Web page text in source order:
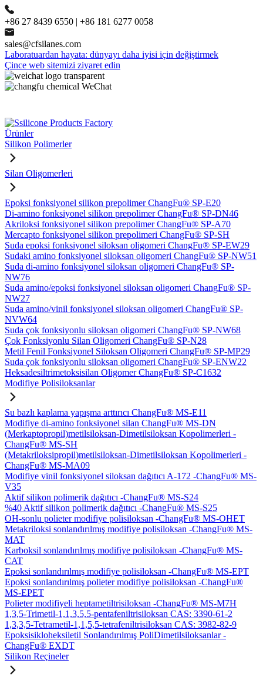
+86 27 8439 6550 | +86 181 6277 0058
sales@cfsilanes.com
Laboratuardan hayata: dünyayı daha iyisi için değiştirmek
Çince web sitemizi ziyaret edin
Ürünler
Silikon Polimerler
Silan Oligomerleri
Epoksi fonksiyonel silikon prepolimer ChangFu® SP-E20
Di-amino fonksiyonel silikon prepolimer ChangFu® SP-DN46
Akriloksi fonksiyonel silikon prepolimer ChangFu® SP-A70
Mercapto fonksiyonel silikon prepolimeri ChangFu® SP-SH
Suda epoksi fonksiyonel siloksan oligomeri ChangFu® SP-EW29
Sudaki amino fonksiyonel siloksan oligomeri ChangFu® SP-NW51
Suda di-amino fonksiyonel siloksan oligomeri ChangFu® SP-
NW76
Suda amino/epoksi fonksiyonel siloksan oligomeri ChangFu® SP-
NW27
Suda amino/vinil fonksiyonel siloksan oligomeri ChangFu® SP-
NVW64
Suda çok fonksiyonlu siloksan oligomeri ChangFu® SP-NW68
Çok Fonksiyonlu Silan Oligomeri ChangFu® SP-N28
Metil Fenil Fonksiyonel Siloksan Oligomeri ChangFu® SP-MP29
Suda çok fonksiyonlu siloksan oligomeri ChangFu® SP-ENW22
Heksadesiltrimetoksisilan Oligomer ChangFu® SP-C1632
Modifiye Polisiloksanlar
Su bazlı kaplama yapışma arttırıcı ChangFu® MS-E11
Modifiye di-amino fonksiyonel silan ChangFu® MS-DN
(Merkaptopropil)metilsiloksan-Dimetilsiloksan Kopolimerleri -
ChangFu® MS-SH
(Metakriloksipropil)metilsiloksan-Dimetilsiloksan Kopolimerleri -
ChangFu® MS-MA09
Modifiye vinil fonksiyonel siloksan dağıtıcı A-172 -ChangFu® MS-
V35
Aktif silikon polimerik dağıtıcı -ChangFu® MS-S24
%40 Aktif silikon polimerik dağıtıcı -ChangFu® MS-S25
OH-sonlu polieter modifiye polisiloksan -ChangFu® MS-OHET
Metakriloksi sonlandırılmış modifiye polisiloksan -ChangFu® MS-
MAT
Karboksil sonlandırılmış modifiye polisiloksan -ChangFu® MS-
CAT
Epoksi sonlandırılmış modifiye polisiloksan -ChangFu® MS-EPT
Epoksi sonlandırılmış polieter modifiye polisiloksan -ChangFu®
MS-EPET
Polieter modifiyeli heptametiltrisiloksan -ChangFu® MS-M7H
1,3,5-Trimetil-1,1,3,5,5-pentafeniltrisiloksan CAS: 3390-61-2
1,3,3,5-Tetrametil-1,1,5,5-tetrafeniltrisiloksan CAS: 3982-82-9
Epoksisikloheksiletil Sonlandırılmış PoliDimetilsiloksanlar -
ChangFu® EXDT
Silikon Reçineler